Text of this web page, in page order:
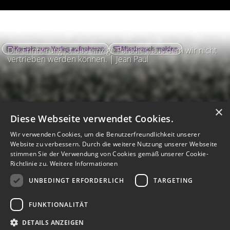
Die Erinnerung ist das einzige Paradies, aus dem wir nicht
vertrieben werden können. | Jean Paul
Kontakt zum Verlag aufnehmen Missbrauch melden
Barrierefreiheit
Barriere melden
m
K
Kontrastmodus aktivieren
Hilfe
eigenes Gedenkportal erstellen
×
Diese Webseite verwendet Cookies.
Wir verwenden Cookies, um die Benutzerfreundlichkeit unserer
Website zu verbessern. Durch die weitere Nutzung unserer Webseite
stimmen Sie der Verwendung von Cookies gemäß unserer Cookie-
Richtlinie zu. Weitere Informationen
UNBEDINGT ERFORDERLICH
TARGETING
FUNKTIONALITÄT
DETAILS ANZEIGEN